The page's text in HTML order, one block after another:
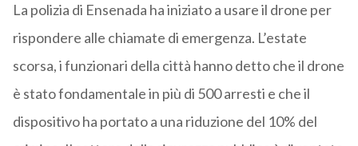
La polizia di Ensenada ha iniziato a usare il drone per
rispondere alle chiamate di emergenza. L’estate
scorsa, i funzionari della città hanno detto che il drone
è stato fondamentale in più di 500 arresti e che il
dispositivo ha portato a una riduzione del 10% del